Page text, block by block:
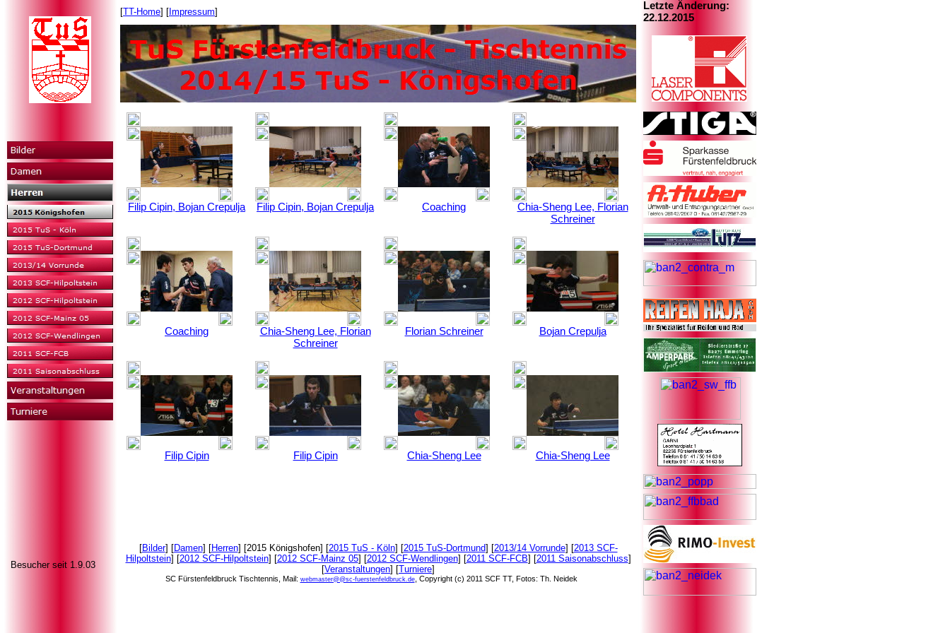
Besucher seit 1.9.03
[TT-Home] [ Impressum]
Filip Cipin, Bojan Crepulja Filip Cipin, Bojan Crepulja Coaching
Chia-Sheng Lee, Florian
Schreiner
Coaching
Chia-Sheng Lee, Florian
Schreiner
Florian Schreiner Bojan Crepulja
Filip Cipin Filip Cipin Chia-Sheng Lee Chia-Sheng Lee
[Bilder] [Damen] [Herren] [2015 Königshofen] [2015 TuS - Köln] [2015 TuS-Dortmund] [2013/14 Vorrunde] [2013 SCF-
Hilpoltstein] [2012 SCF-Hilpoltstein] [2012 SCF-Mainz 05] [2012 SCF-Wendlingen] [2011 SCF-FCB] [2011 Saisonabschluss]
[Veranstaltungen] [Turniere]
SC Fürstenfeldbruck Tischtennis, Mail: webmaster@@sc-fuerstenfeldbruck.de, Copyright (c) 2011 SCF TT, Fotos: Th. Neidek
Letzte Änderung:
22.12.2015